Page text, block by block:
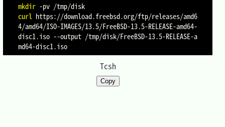
mkdir -pv
curl https://download.freebsd.org/ftp/releases/amd6
4/amd64/ISO-IMAGES/13.5/FreeBSD-13.5-RELEASE-amd64-
disc1.iso --output /tmp/disk/FreeBSD-13.5-RELEASE-a
Tcsh
Copy